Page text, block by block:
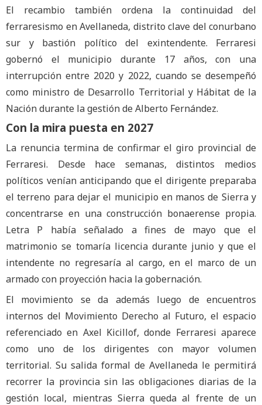
El recambio también ordena la continuidad del
ferraresismo en Avellaneda, distrito clave del conurbano
sur y bastión político del exintendente. Ferraresi
gobernó el municipio durante 17 años, con una
interrupción entre 2020 y 2022, cuando se desempeñó
como ministro de Desarrollo Territorial y Hábitat de la
Nación durante la gestión de Alberto Fernández.
Con la mira puesta en 2027
La renuncia termina de confirmar el giro provincial de
Ferraresi. Desde hace semanas, distintos medios
políticos venían anticipando que el dirigente preparaba
el terreno para dejar el municipio en manos de Sierra y
concentrarse en una construcción bonaerense propia.
Letra P había señalado a fines de mayo que el
matrimonio se tomaría licencia durante junio y que el
intendente no regresaría al cargo, en el marco de un
armado con proyección hacia la gobernación.
El movimiento se da además luego de encuentros
internos del Movimiento Derecho al Futuro, el espacio
referenciado en Axel Kicillof, donde Ferraresi aparece
como uno de los dirigentes con mayor volumen
territorial. Su salida formal de Avellaneda le permitirá
recorrer la provincia sin las obligaciones diarias de la
gestión local, mientras Sierra queda al frente de un